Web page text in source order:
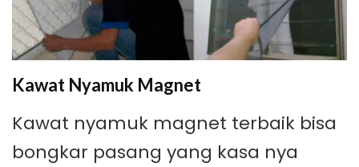
Kawat Nyamuk Magnet
Kawat nyamuk magnet terbaik bisa
bongkar pasang yang kasa nya